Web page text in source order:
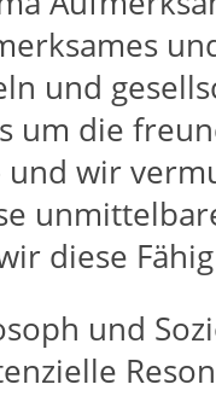
und
um die
und wir
diese
und